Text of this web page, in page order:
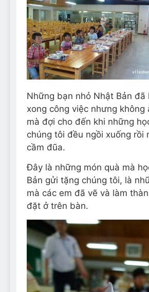
Những bạn nhỏ Nhật Bản đã
xong công việc nhưng không
mà đợi cho đến khi những
chúng tôi đều ngồi xuống rồi
cầm đũa.
Đây là những món quà mà
Bản gửi tặng chúng tôi, là
mà các em đã vẽ và làm
đặt ở trên bàn.